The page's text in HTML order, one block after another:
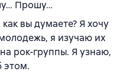
Прошу…
вы думаете? Я хочу
я изучаю их
рок-группы. Я узнаю,
этом.